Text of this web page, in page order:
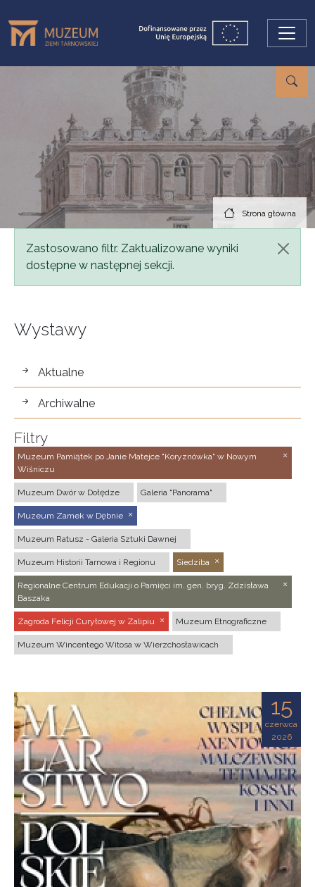
Strona główna
Komunikat
Zastosowano filtr. Zaktualizowane wyniki
dostępne w następnej sekcji.
Wystawy
wystawy
Aktualne
Archiwalne
Filtry
Muzeum Pamiątek po Janie Matejce "Koryznówka" w Nowym
Wiśniczu
Muzeum Dwór w Dołędze Galeria "Panorama"
Muzeum Zamek w Dębnie
Muzeum Ratusz - Galeria Sztuki Dawnej
Muzeum Historii Tarnowa i Regionu Siedziba
Regionalne Centrum Edukacji o Pamięci im. gen. bryg. Zdzisława
Baszaka
Zagroda Felicji Curyłowej w Zalipiu Muzeum Etnograficzne
Muzeum Wincentego Witosa w Wierzchosławicach
15
czerwca
2026